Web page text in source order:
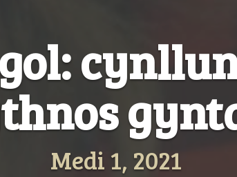
Medi 1, 2021